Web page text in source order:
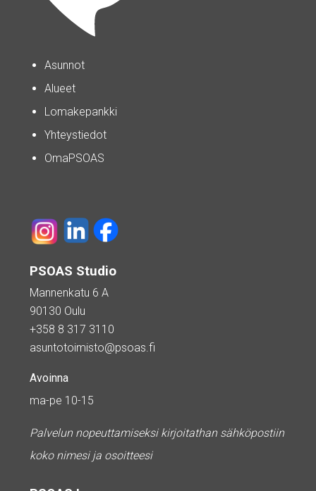
Asunnot
Alueet
Lomakepankki
Yhteystiedot
OmaPSOAS
PSOAS Studio
Mannenkatu 6 A
90130 Oulu
+358 8 317 3110
asuntotoimisto@psoas.fi
Avoinna
ma-pe 10-15
Palvelun nopeuttamiseksi kirjoitathan sähköpostiin
koko nimesi ja osoitteesi